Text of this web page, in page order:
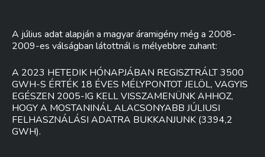
A július adat alapján a magyar áramigény még a 2008-
2009-es válságban látottnál is mélyebbre zuhant:
A 2023 HETEDIK HÓNAPJÁBAN REGISZTRÁLT 3500
GWH-S ÉRTÉK 18 ÉVES MÉLYPONTOT JELÖL, VAGYIS
EGÉSZEN 2005-IG KELL VISSZAMENÜNK AHHOZ,
HOGY A MOSTANINÁL ALACSONYABB JÚLIUSI
FELHASZNÁLÁSI ADATRA BUKKANJUNK (3394,2
GWH).